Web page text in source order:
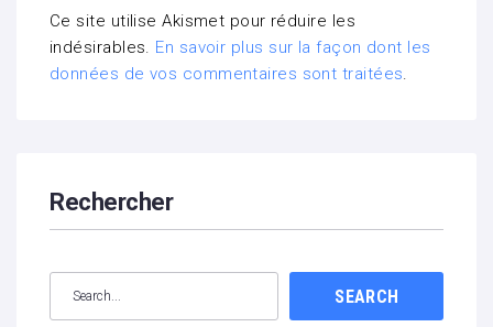
Ce site utilise Akismet pour réduire les
indésirables. En savoir plus sur la façon dont les
données de vos commentaires sont traitées.
Rechercher
SEARCH